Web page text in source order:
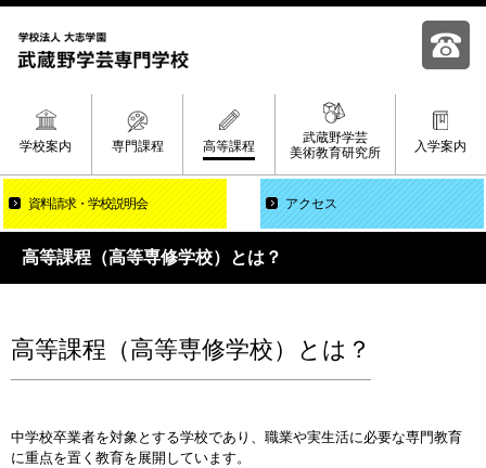
学校案内 専門課程 高等課程
武蔵野学芸
美術教育研究所
入学案内
資料請求 学校説明会 アクセス
高等課程（高等専修学校）とは？
高等課程（高等専修学校）とは？
中学校卒業者を対象とする学校であり、職業や実生活に必要な専門教育
に重点を置く教育を展開しています。